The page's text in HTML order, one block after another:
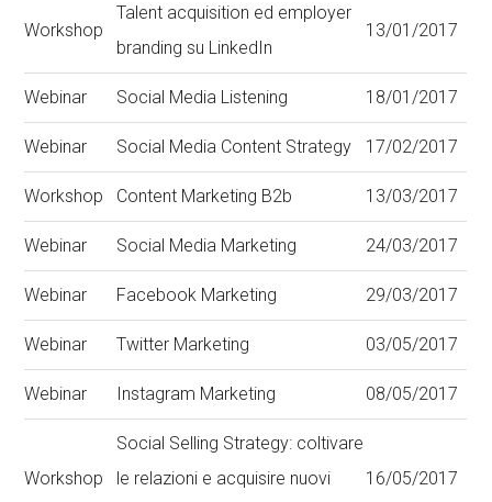
Workshop
Talent acquisition ed employer
branding su LinkedIn
13/01/2017
Webinar Social Media Listening 18/01/2017
Webinar Social Media Content Strategy 17/02/2017
Workshop Content Marketing B2b 13/03/2017
Webinar Social Media Marketing 24/03/2017
Webinar Facebook Marketing 29/03/2017
Webinar Twitter Marketing 03/05/2017
Webinar Instagram Marketing 08/05/2017
Workshop
Social Selling Strategy: coltivare
le relazioni e acquisire nuovi
16/05/2017